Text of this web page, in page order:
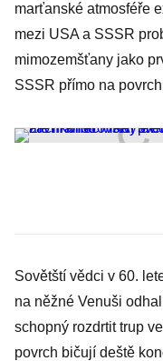
marťanské atmosféře
mezi USA a SSSR
mimozemšťany jako
SSSR přímo na
Sovětští vědci v 60.
na něžné Venuši
schopný rozdrtit trup
povrch bičují deště